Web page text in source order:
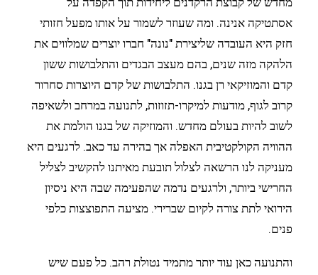
אסתטיקה אנינה. ומה שעוזר לשמור על אותו מפעל חזותי
חזק היא העובדה שליצירת "נונה" חברו יוצרים שמלווים את
הלהקה מזה שנים, בהם מעצב הבגדים והתלבושות ששון
קדם והמוזיקאי רן בגנו. התלבושות של קדם היוצרות סחרור
קרוב לגוף, מודעות למיקרו-תזוזות, לתנועה במרחב ולשאיפה
לשוב להיות בעולם מחדש. והמוזיקה של בגנו הולמת את
ההוויה הקולקטיבית האפלה אך בהירה עד כאב. לרגעים היא
מעניקה לנו הרשאה לצלול תובעת מאיתנו להקשיב לצליל
החרישי ביותר, ולרגעים נדמה שהפעימה שבה היא ניסיון
הירואי לתת צורה לקיום שברירי. מציעה התפוצצות כלפי
פנים.
והתנועה כאן עוד יותר מתמיד נטולת רהב. כל פעם שיש